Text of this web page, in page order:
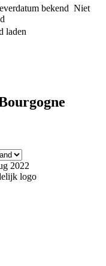
bekend Niet
laden
2022
logo